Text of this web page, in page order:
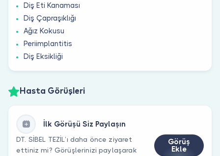
Diş Eti Kanaması
Diş Çapraşıklığı
Ağız Kokusu
Periimplantitis
Diş Eksikliği
Hasta Görüşleri
İlk Görüşü Siz Paylaşın
DT. SİBEL TEZİL’ı daha önce ziyaret
ettiniz mi? Görüşlerinizi paylaşarak
Görüş
Ekle